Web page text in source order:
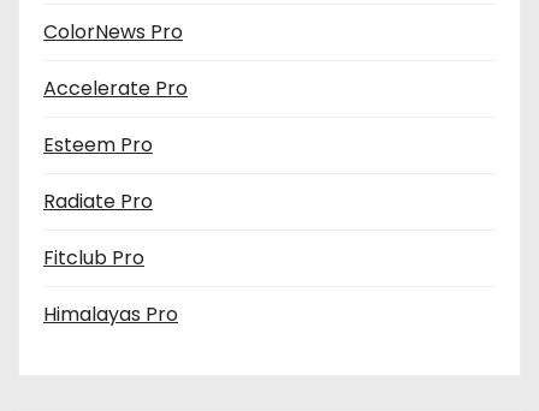
ColorNews Pro
Accelerate Pro
Esteem Pro
Radiate Pro
Fitclub Pro
Himalayas Pro